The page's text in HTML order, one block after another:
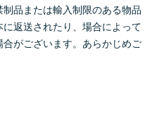
品または輸入制限のある物品
返送されたり、場合によって
がございます。あらかじめご